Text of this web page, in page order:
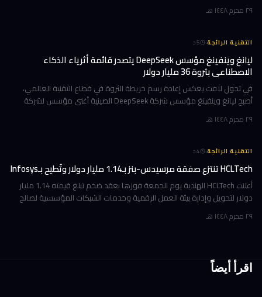
٢٩ محرم ١٤٤٨ هـ
التقنية الرائجة·
5د
ليانغ وينفينغ مؤسس DeepSeek يتصدر قائمة أثرياء الذكاء
الاصطناعي بثروة 36 مليار دولار
في تحول لافت يعكس إعادة رسم خريطة الثروة في قطاع التقنية العالمي،
أصبح ليانغ وينفينغ مؤسس شركة DeepSeek الصينية أغنى مؤسس لشركة
٢٩ محرم ١٤٤٨ هـ
التقنية الرائجة·
4د
HCLTech تنتزع صفقة مرسيدس-بنز بـ1.14 مليار دولار وتُطيح بـInfosys
أعلنت HCLTech الهندية يوم الجمعة فوزها بعقد ضخم تبلغ قيمته 1.14 مليار
دولار لتحويل وإدارة بيئة العمل الرقمية وخدمات الشبكات المؤسسية لصالح
٢٩ محرم ١٤٤٨ هـ
اقرأ أيضاً